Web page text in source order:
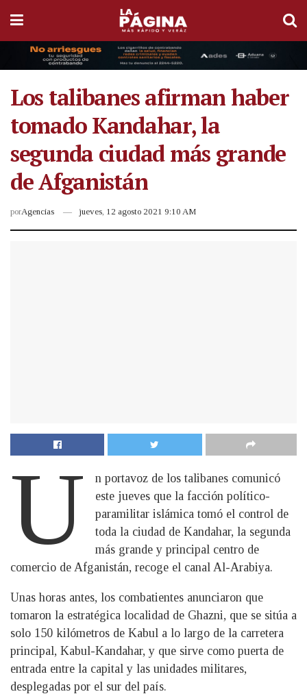
Los talibanes afirman haber
tomado Kandahar, la
segunda ciudad más grande
de Afganistán
porAgencias jueves, 12 agosto 2021 9:10 AM
U
n portavoz de los talibanes comunicó
este jueves que la facción político-
paramilitar islámica tomó el control de
toda la ciudad de Kandahar, la segunda
más grande y principal centro de
comercio de Afganistán, recoge el canal Al-Arabiya.
Unas horas antes, los combatientes anunciaron que
tomaron la estratégica localidad de Ghazni, que se sitúa a
solo 150 kilómetros de Kabul a lo largo de la carretera
principal, Kabul-Kandahar, y que sirve como puerta de
entrada entre la capital y las unidades militares,
desplegadas por el sur del país.